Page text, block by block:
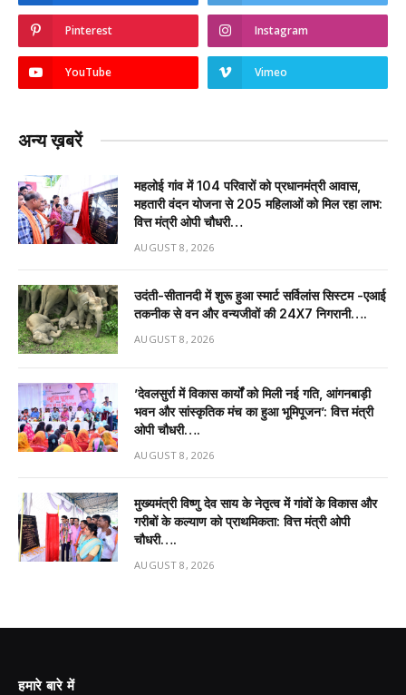
Pinterest Instagram
YouTube Vimeo
अन्य ख़बरें
महलोई गांव में 104 परिवारों को प्रधानमंत्री आवास,
महतारी वंदन योजना से 205 महिलाओं को मिल रहा लाभ:
वित्त मंत्री ओपी चौधरी…
AUGUST 8, 2026
उदंती-सीतानदी में शुरू हुआ स्मार्ट सर्विलांस सिस्टम -एआई
तकनीक से वन और वन्यजीवों की 24X7 निगरानी….
AUGUST 8, 2026
’देवलसुर्रा में विकास कार्यों को मिली नई गति, आंगनबाड़ी
भवन और सांस्कृतिक मंच का हुआ भूमिपूजन’: वित्त मंत्री
ओपी चौधरी….
AUGUST 8, 2026
मुख्यमंत्री विष्णु देव साय के नेतृत्व में गांवों के विकास और
गरीबों के कल्याण को प्राथमिकता: वित्त मंत्री ओपी
चौधरी….
AUGUST 8, 2026
हमारे बारे में